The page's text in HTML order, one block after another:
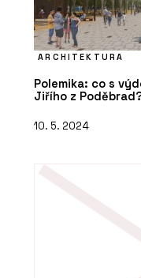
ARCHITEKTURA
Polemika: co s
Jiřího z
10. 5. 2024